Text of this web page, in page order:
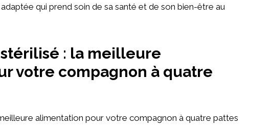
qui prend soin de sa santé et de son bien-être au
: la meilleure
votre compagnon à quatre
alimentation pour votre compagnon à quatre pattes